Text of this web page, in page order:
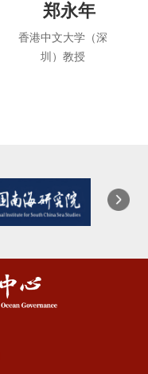
郑永年
香港中文大学（深
圳）教授